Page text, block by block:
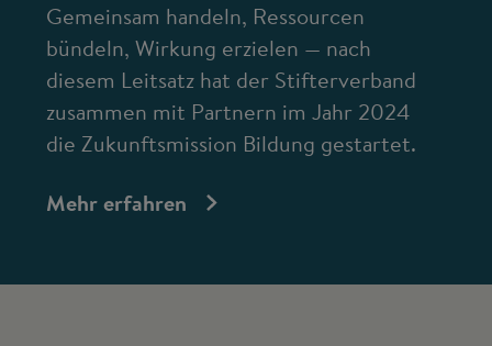
Gemeinsam handeln, Ressourcen
bündeln, Wirkung erzielen — nach
diesem Leitsatz hat der Stifterverband
zusammen mit Partnern im Jahr 2024
die Zukunftsmission Bildung gestartet.
Mehr erfahren